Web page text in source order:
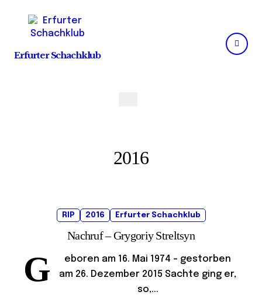
content
Erfurter Schachklub
2016
RIP 2016 Erfurter Schachklub
Nachruf – Grygoriy Streltsyn
G
eboren am 16. Mai 1974 – gestorben
am 26. Dezember 2015 Sachte ging er,
so,...